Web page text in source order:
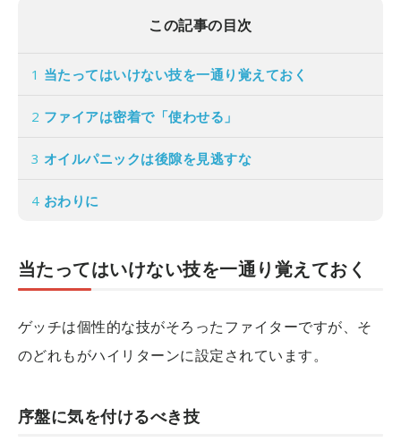
この記事の目次
1 当たってはいけない技を一通り覚えておく
2 ファイアは密着で「使わせる」
3 オイルパニックは後隙を見逃すな
4 おわりに
当たってはいけない技を一通り覚えておく
ゲッチは個性的な技がそろったファイターですが、そ
のどれもがハイリターンに設定されています。
序盤に気を付けるべき技